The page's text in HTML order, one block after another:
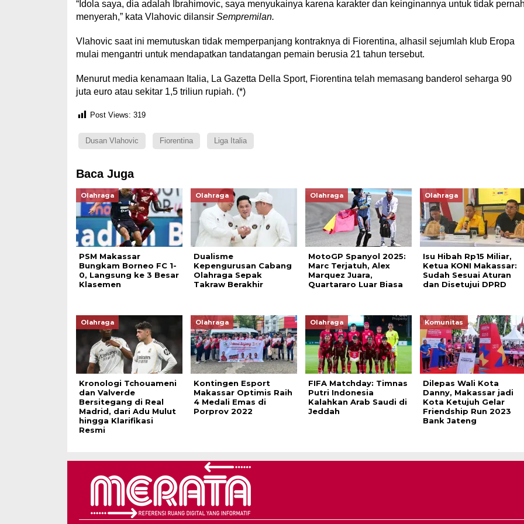
“Idola saya, dia adalah Ibrahimovic, saya menyukainya karena karakter dan keinginannya untuk tidak
menyerah,” kata Vlahovic dilansir Sempremilan.
Vlahovic saat ini memutuskan tidak memperpanjang kontraknya di Fiorentina, alhasil sejumlah klub Eropa
mulai mengantri untuk mendapatkan tandatangan pemain berusia 21 tahun tersebut.
Menurut media kenamaan Italia, La Gazetta Della Sport, Fiorentina telah memasang banderol seharga 90
juta euro atau sekitar 1,5 triliun rupiah. (*)
Post Views: 319
Dusan Vlahovic Fiorentina Liga Italia
Baca Juga
Olahraga
PSM Makassar
Bungkam Borneo FC 1-
0, Langsung ke 3 Besar
Klasemen
Olahraga
Dualisme
Kepengurusan Cabang
Olahraga Sepak
Takraw Berakhir
Olahraga
MotoGP Spanyol 2025:
Marc Terjatuh, Alex
Marquez Juara,
Quartararo Luar Biasa
Olahraga
Isu Hibah Rp15 Miliar,
Ketua KONI Makassar:
Sudah Sesuai Aturan
dan Disetujui DPRD
Olahraga
Kronologi Tchouameni
dan Valverde
Bersitegang di Real
Madrid, dari Adu Mulut
hingga Klarifikasi
Resmi
Olahraga
Kontingen Esport
Makassar Optimis Raih
4 Medali Emas di
Porprov 2022
Olahraga
FIFA Matchday: Timnas
Putri Indonesia
Kalahkan Arab Saudi di
Jeddah
Komunitas
Dilepas Wali Kota
Danny, Makassar jadi
Kota Ketujuh Gelar
Friendship Run 2023
Bank Jateng